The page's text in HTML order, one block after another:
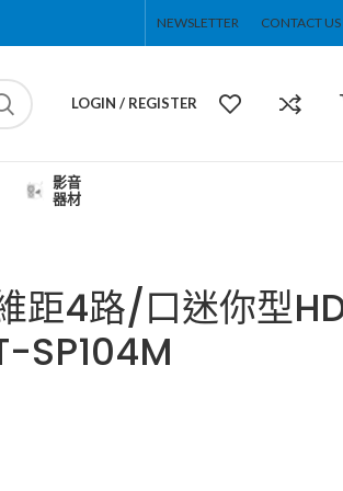
NEWSLETTER CONTACT US
LOGIN / REGISTER
影音
器材
距4路/口迷你型
SP104M